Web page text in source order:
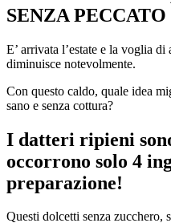
SENZA PECCATO
E’ arrivata l’estate e la voglia
diminuisce notevolmente.
Con questo caldo, quale idea
sano e senza cottura?
I datteri ripieni
occorrono solo 4
preparazione!
Questi dolcetti senza zucchero,